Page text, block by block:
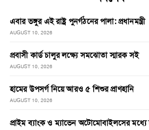
এবার ভঙ্গুর এই রাষ্ট্র পুনর্গঠনের পালা: প্রধানমন্ত্রী
AUGUST 10, 2026
প্রবাসী কার্ড চালুর লক্ষ্যে সমঝোতা স্মারক সই
AUGUST 10, 2026
হামের উপসর্গ নিয়ে আরও ৫ শিশুর প্রাণহানি
AUGUST 10, 2026
প্রাইম ব্যাংক ও ম্যাভেন অটোমোবাইলসের মধ্যে